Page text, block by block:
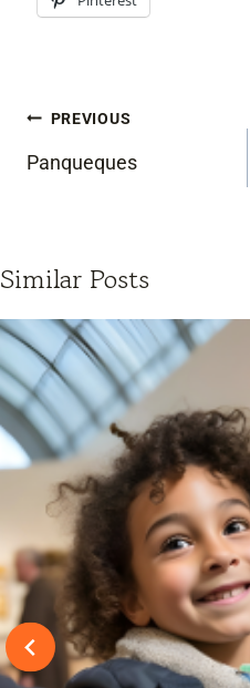
Post
navigation
PREVIOUS
Panqueques
Similar Posts